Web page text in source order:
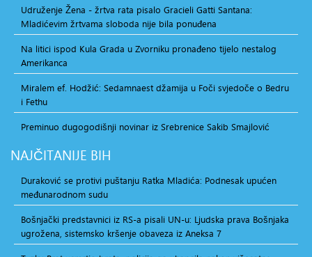
Udruženje Žena - žrtva rata pisalo Gracieli Gatti Santana:
Mladićevim žrtvama sloboda nije bila ponuđena
Na litici ispod Kula Grada u Zvorniku pronađeno tijelo nestalog
Amerikanca
Miralem ef. Hodžić: Sedamnaest džamija u Foči svjedoče o Bedru
i Fethu
Preminuo dugogodišnji novinar iz Srebrenice Sakib Smajlović
NAJČITANIJE BIH
Duraković se protivi puštanju Ratka Mladića: Podnesak upućen
međunarodnom sudu
Bošnjački predstavnici iz RS-a pisali UN-u: Ljudska prava Bošnjaka
ugrožena, sistemsko kršenje obaveza iz Aneksa 7